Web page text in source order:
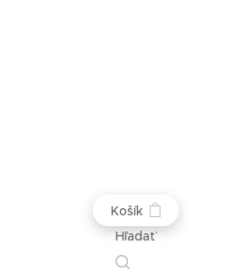
Košík
Hľadať